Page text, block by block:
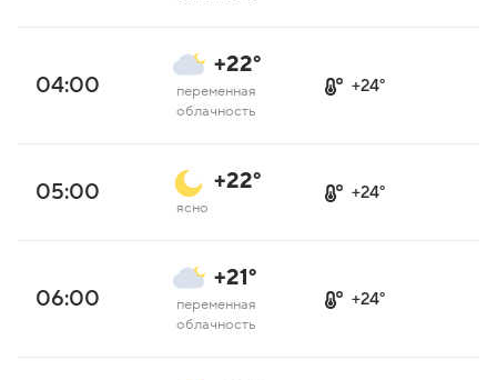
04:00
+22°
переменная
облачность
+24°
05:00 +22°
ясно
+24°
06:00
+21°
переменная
облачность
+24°